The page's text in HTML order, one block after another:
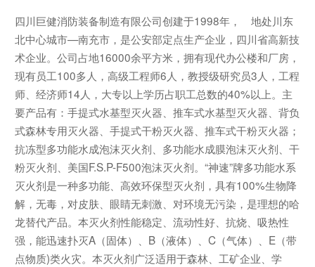
四川巨健消防装备制造有限公司创建于1998年， 地处川东
北中心城市—南充市，是公安部定点生产企业，四川省高新技
术企业。公司占地16000余平方米，拥有现代办公楼和厂房，
现有员工100多人，高级工程师6人，教授级研究员3人，工程
师、经济师14人，大专以上学历占职工总数的40%以上。主
要产品有：手提式水基型灭火器、推车式水基型灭火器、背负
式森林专用灭火器、手提式干粉灭火器、推车式干粉灭火器；
抗冻型多功能水成泡沫灭火剂、多功能水成膜泡沫灭火剂、干
粉灭火剂、美国F.S.P-F500泡沫灭火剂。“神速”牌多功能水系
灭火剂是一种多功能、高效环保型灭火剂，具有100%生物降
解，无毒，对皮肤、眼睛无刺激、对环境无污染，是理想的哈
龙替代产品。本灭火剂性能稳定、流动性好、抗烧、吸热性
强，能迅速扑灭A（固体）、B（液体）、C（气体）、E（带
点物质)类火灾。本灭火剂广泛适用于森林、工矿企业、学